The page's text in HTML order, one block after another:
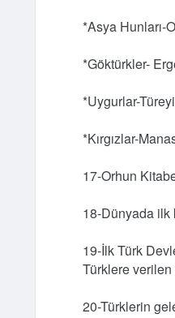
*Asya Hunları-
*Göktürkler-
*Uygurlar-
*Kırgızlar-
17-Orhun
18-Dünyada ilk
19-İlk Türk
Türklere
20-Türklerin